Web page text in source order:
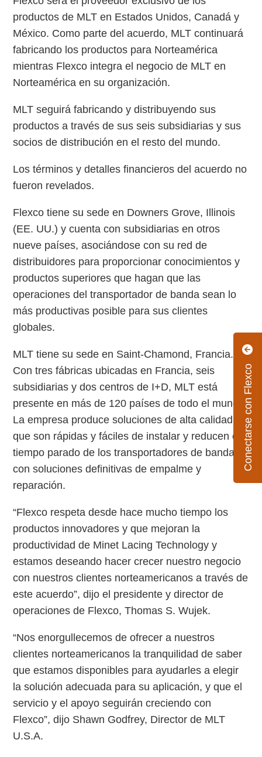
Conectarse con Flexco
productos de MLT en Estados Unidos, Canadá y
México. Como parte del acuerdo, MLT continuará
fabricando los productos para Norteamérica
mientras Flexco integra el negocio de MLT en
Norteamérica en su organización.
MLT seguirá fabricando y distribuyendo sus
productos a través de sus seis subsidiarias y sus
socios de distribución en el resto del mundo.
Los términos y detalles financieros del acuerdo no
fueron revelados.
Flexco tiene su sede en Downers Grove, Illinois
(EE. UU.) y cuenta con subsidiarias en otros
nueve países, asociándose con su red de
distribuidores para proporcionar conocimientos y
productos superiores que hagan que las
operaciones del transportador de banda sean lo
más productivas posible para sus clientes
globales.
MLT tiene su sede en Saint-Chamond, Francia.
Con tres fábricas ubicadas en Francia, seis
subsidiarias y dos centros de I+D, MLT está
presente en más de 120 países de todo el mundo.
La empresa produce soluciones de alta calidad
que son rápidas y fáciles de instalar y reducen el
tiempo parado de los transportadores de banda
con soluciones definitivas de empalme y
reparación.
“Flexco respeta desde hace mucho tiempo los
productos innovadores y que mejoran la
productividad de Minet Lacing Technology y
estamos deseando hacer crecer nuestro negocio
con nuestros clientes norteamericanos a través de
este acuerdo”, dijo el presidente y director de
operaciones de Flexco, Thomas S. Wujek.
“Nos enorgullecemos de ofrecer a nuestros
clientes norteamericanos la tranquilidad de saber
que estamos disponibles para ayudarles a elegir
la solución adecuada para su aplicación, y que el
servicio y el apoyo seguirán creciendo con
Flexco”, dijo Shawn Godfrey, Director de MLT
U.S.A.